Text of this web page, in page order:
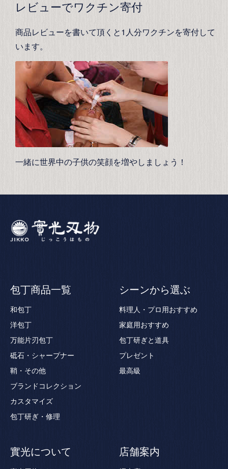
レビューでワクチン寄付
商品レビューを書いて頂くと1人分ワクチンを寄付して
います。
一緒に世界中の子供の笑顔を増やしましょう！
包丁商品一覧
和包丁
洋包丁
万能片刃包丁
砥石・シャープナー
鞘・その他
ブランドコレクション
カスタマイズ
包丁研ぎ・修理
シーンから選ぶ
料理人・プロ用おすすめ
家庭用おすすめ
包丁研ぎと道具
プレゼント
最高級
實光について 店舗案内